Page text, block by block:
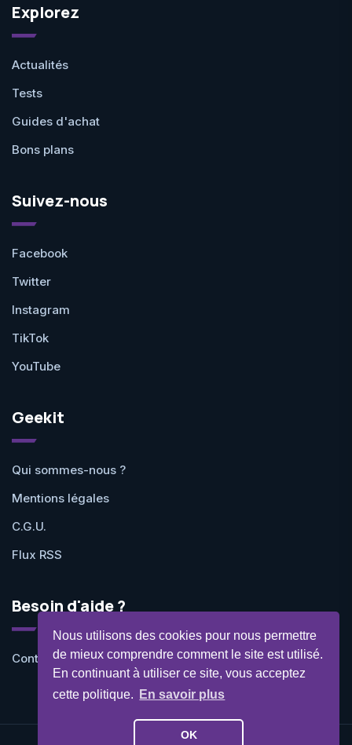
Nous utilisons des cookies pour nous permettre
de mieux comprendre comment le site est utilisé.
En continuant à utiliser ce site, vous acceptez
cette politique.
En savoir plus
OK
Explorez
Actualités
Tests
Guides d'achat
Bons plans
Suivez-nous
Facebook
Twitter
Instagram
TikTok
YouTube
Geekit
Qui sommes-nous ?
Mentions légales
C.G.U.
Flux RSS
Besoin d'aide ?
Contactez-nous